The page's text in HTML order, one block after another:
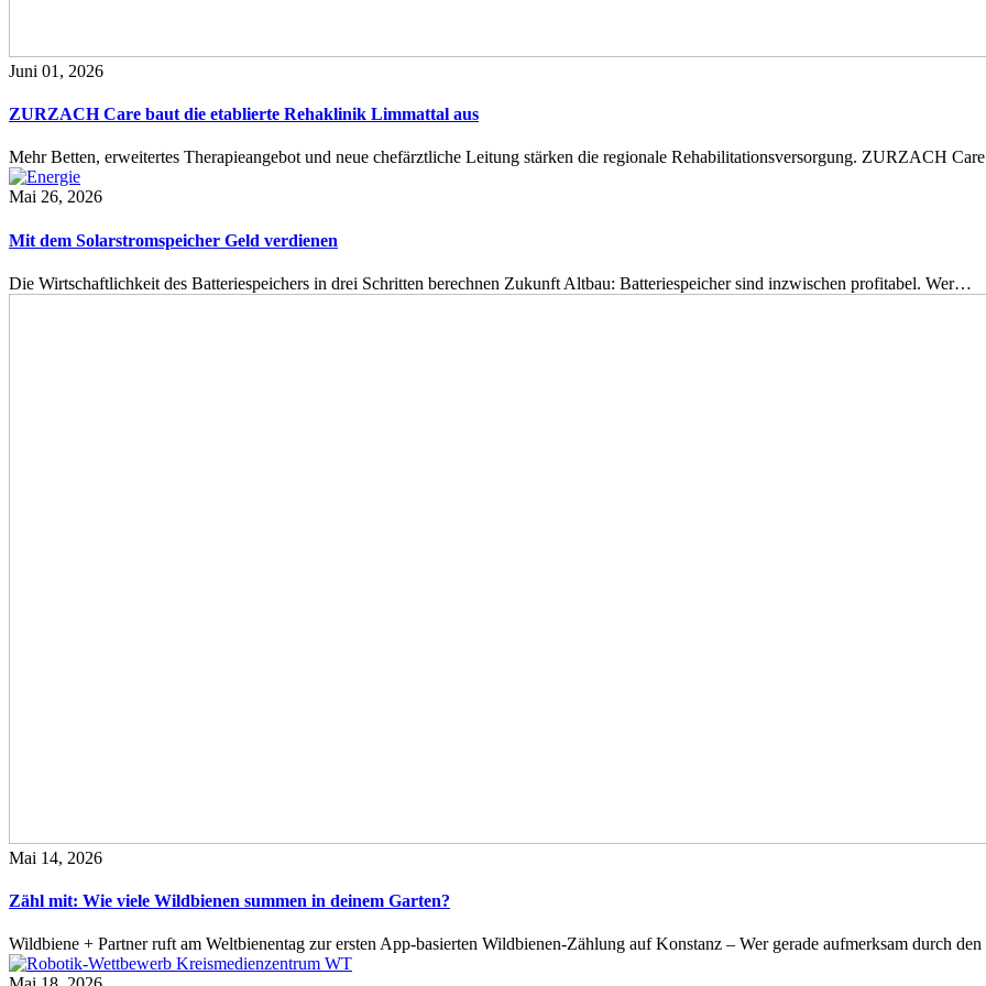
Juni 01, 2026
ZURZACH Care baut die etablierte Rehaklinik Limmattal aus
Mehr Betten, erweitertes Therapieangebot und neue chefärztliche Leitung stärken die regionale Rehabilitationsversorgung. ZURZACH
Mai 26, 2026
Mit dem Solarstromspeicher Geld verdienen
Die Wirtschaftlichkeit des Batteriespeichers in drei Schritten berechnen Zukunft Altbau: Batteriespeicher sind inzwischen profitabel. Wer…
Mai 14, 2026
Zähl mit: Wie viele Wildbienen summen in deinem Garten?
Wildbiene + Partner ruft am Weltbienentag zur ersten App-basierten Wildbienen-Zählung auf Konstanz – Wer gerade aufmerksam durch